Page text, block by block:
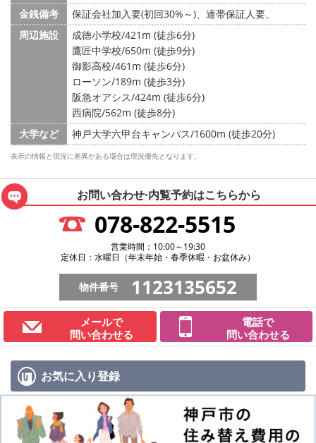
金銭備考
保証会社加入要(初回30%～)、連帯保証人要、
周辺施設
成徳小学校/421m (徒歩6分)
鷹匠中学校/650m (徒歩9分)
御影高校/461m (徒歩6分)
ローソン/189m (徒歩3分)
阪急オアシス/424m (徒歩6分)
西病院/562m (徒歩8分)
大学など
神戸大学六甲台キャンパス/1600m (徒歩20分)
表示の情報と現況に差異がある場合は現況優先となります。
お問い合わせ·内覧予約はこちらから
078-822-5515
営業時間：10:00～19:30
定休日：水曜日（年末年始・春季休暇・お盆休み）
物件番号 1123135652
メールで
問い合わせる
電話で
問い合わせる
お気に入り登録